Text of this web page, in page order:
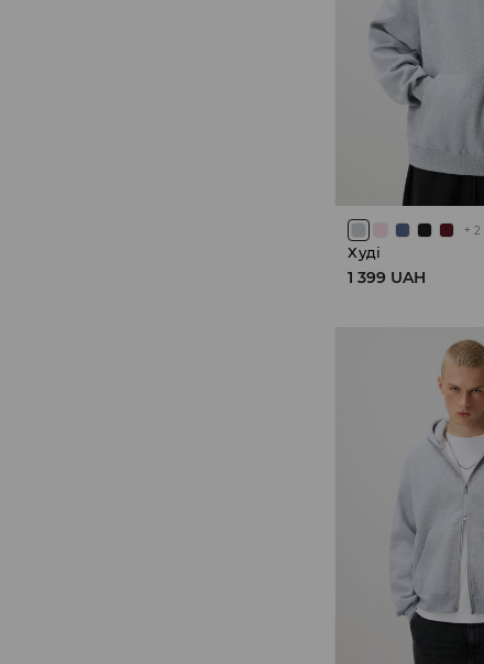
+2
Худі
1 399 UAH